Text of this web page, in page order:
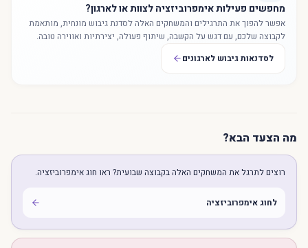
מחפשים פעילות אימפרוביזציה לצוות או לארגון?
אפשר להפוך את התרגילים והמשחקים האלה לסדנת גיבוש מונחית, מותאמת
לקבוצה שלכם, עם דגש על הקשבה, שיתוף פעולה, יצירתיות ואווירה טובה.
לסדנאות גיבוש לארגונים
מה הצעד הבא?
רוצים לתרגל את המשחקים האלה בקבוצה שבועית? ראו חוג אימפרוביזציה.
לחוג אימפרוביזציה